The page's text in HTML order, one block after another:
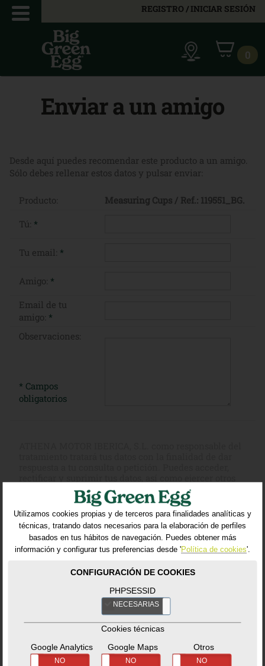
REGISTRO / INICIAR SESIÓN
0
Enviar a un amigo
Desde aquí puedes recomendar este producto a un amigo.
Sólo debes rellenar estos datos y pulsar enviar:
Producto:
Measuring Cups / Ref.: 119551_BG.
Tú: *
Tu email: *
Amigo: *
Email de tu
amigo: *
Observaciones:
* Campos
obligatorios
derechos consultando la información adicional y
detallada sobre protección de datos en nuestra
de Privacidad
He leído y acepto las condiciones contenidas en
laPolítica de privacidad.
info@biggreeneggstore.es
www.biggreeneggstore.es
Utilizamos cookies propias y de terceros para finalidades analíticas y
técnicas, tratando datos necesarios para la elaboración de perfiles
basados en tus hábitos de navegación. Puedes obtener más
información y configurar tus preferencias desde 'Política de cookies'.
CONFIGURACIÓN DE COOKIES
PHPSESSID
NECESARIAS
Cookies técnicas
Google Analytics
NO
Google Maps
NO
Otros
NO